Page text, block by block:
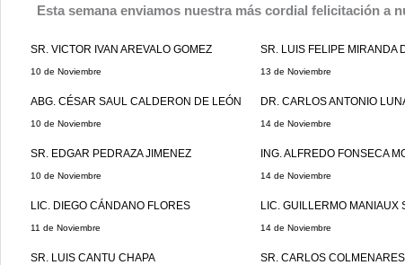
Esta semana enviamos nuestra más cordial felicitación a
SR. VICTOR IVAN AREVALO GOMEZ
10 de Noviembre
ABG. CÉSAR SAUL CALDERON DE LEÓN
10 de Noviembre
SR. EDGAR PEDRAZA JIMENEZ
10 de Noviembre
LIC. DIEGO CÁNDANO FLORES
11 de Noviembre
SR. LUIS CANTU CHAPA
SR. LUIS FELIPE MIRANDA
13 de Noviembre
DR. CARLOS ANTONIO
14 de Noviembre
ING. ALFREDO FONSECA
14 de Noviembre
LIC. GUILLERMO MANIAUX
14 de Noviembre
SR. CARLOS